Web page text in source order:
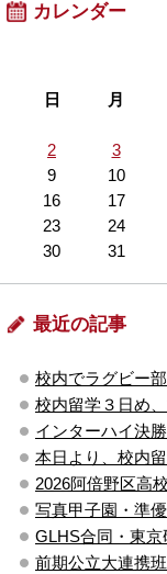
カレンダー
日
月
2
3
9
10
16
17
23
24
30
31
最近の記事
校内でラグビー
校内留学３日め
インターハイ決
本日より、校内
2026阿倍野区高
写真甲子園・準優
GLHS合同・東京
前期公立大連携